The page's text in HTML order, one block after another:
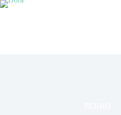
Skip